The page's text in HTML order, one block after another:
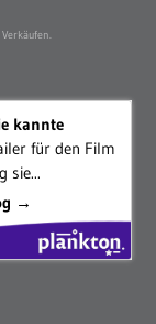
kannte
für den Film
sie...
→